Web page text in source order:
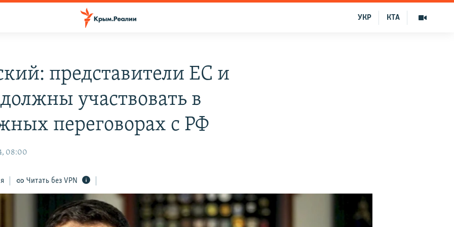
КТА
УКР
представители ЕС и
участвовать в
переговорах с РФ
08:00
Читать без VPN